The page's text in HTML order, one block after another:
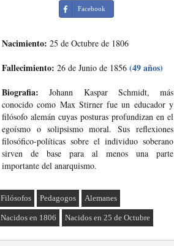
Facebook
Nacimiento: 25 de Octubre de 1806
Fallecimiento: 26 de Junio de 1856 (49 años)
Biografia: Johann Kaspar Schmidt, más
conocido como Max Stirner fue un educador y
filósofo alemán cuyas posturas profundizan en el
egoísmo o solipsismo moral. Sus reflexiones
filosófico-políticas sobre el individuo soberano
sirven de base para al menos una parte
importante del anarquismo.
Filósofos Pedagogos Alemanes
Nacidos en 1806 Nacidos en 25 de Octubre